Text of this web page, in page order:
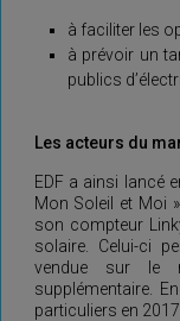
à faciliter les
à prévoir un
publics
Les acteurs du
EDF a ainsi lancé
Mon Soleil et Moi
son compteur
solaire. Celui-ci
vendue sur le
supplémentaire.
particuliers en 2017.